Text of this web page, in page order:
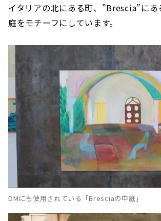
イタリアの北にある町、”Brescia”に
庭をモチーフにしています。
DMにも使用されている「Bresciaの中庭」